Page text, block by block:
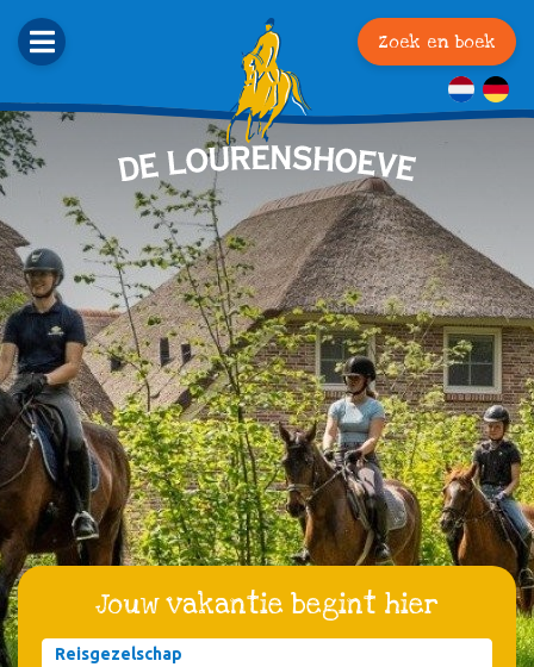
Zoek en boek
Jouw vakantie begint hier
Reisgezelschap